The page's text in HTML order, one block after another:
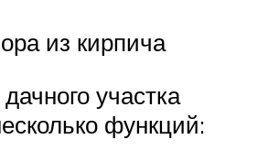
из кирпича
участка
функций: